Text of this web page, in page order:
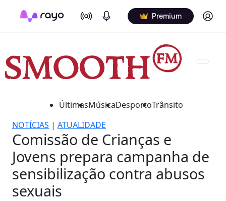
On Air Podcasts Premium Log in
ÚltimasMúsicaDesportoTrânsito
NOTÍCIAS | ATUALIDADE
Comissão de Crianças e
Jovens prepara campanha de
sensibilização contra abusos
sexuais